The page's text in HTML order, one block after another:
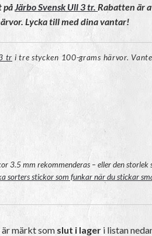
påJärbo Svensk Ull 3 tr. Rabatten är
Lycka till med dina vantar!
tr i tre stycken 100-grams härvor.
3.5 mm rekommenderas – eller den storlek
sorters stickor som funkar när du stickar
är märkt som slut i lager i listan